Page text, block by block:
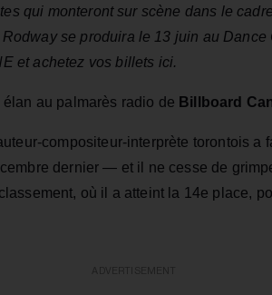
qui monteront sur scène dans le
se produira le 13 juin au Dance
et achetez vos billets ici.
au palmarès radio de Billboard
compositeur-interprète torontois
dernier — et il ne cesse de
où il a atteint la 14e place,